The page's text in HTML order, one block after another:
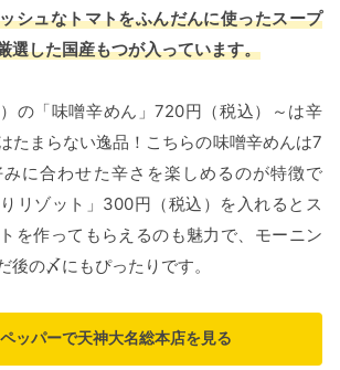
シュなトマトをふんだんに使ったスープ
選した国産もつが入っています。
の「味噌辛めん」720円（税込）～は辛
たまらない逸品！こちらの味噌辛めんは7
に合わせた辛さを楽しめるのが特徴で
リゾット」300円（税込）を入れるとス
を作ってもらえるのも魅力で、モーニン
後の〆にもぴったりです。
ッパーで天神大名総本店を見る